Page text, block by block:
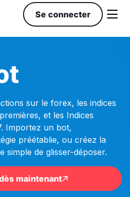
Se connecter 
sur le forex, les indices
et les Indices
Importez un bot,
préétablie, ou créez la
simple de glisser-déposer.
maintenant